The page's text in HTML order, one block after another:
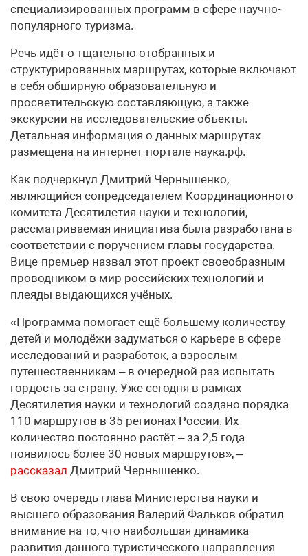
специализированных программ в сфере научно-
популярного туризма.
Речь идёт о тщательно отобранных и
структурированных маршрутах, которые включают
в себя обширную образовательную и
просветительскую составляющую, а также
экскурсии на исследовательские объекты.
Детальная информация о данных маршрутах
размещена на интернет-портале наука.рф.
Как подчеркнул Дмитрий Чернышенко,
являющийся сопредседателем Координационного
комитета Десятилетия науки и технологий,
рассматриваемая инициатива была разработана в
соответствии с поручением главы государства.
Вице-премьер назвал этот проект своеобразным
проводником в мир российских технологий и
плеяды выдающихся учёных.
«Программа помогает ещё большему количеству
детей и молодёжи задуматься о карьере в сфере
исследований и разработок, а взрослым
путешественникам – в очередной раз испытать
гордость за страну. Уже сегодня в рамках
Десятилетия науки и технологий создано порядка
110 маршрутов в 35 регионах России. Их
количество постоянно растёт – за 2,5 года
появилось более 30 новых маршрутов», –
рассказал Дмитрий Чернышенко.
В свою очередь глава Министерства науки и
высшего образования Валерий Фальков обратил
внимание на то, что наибольшая динамика
развития данного туристического направления